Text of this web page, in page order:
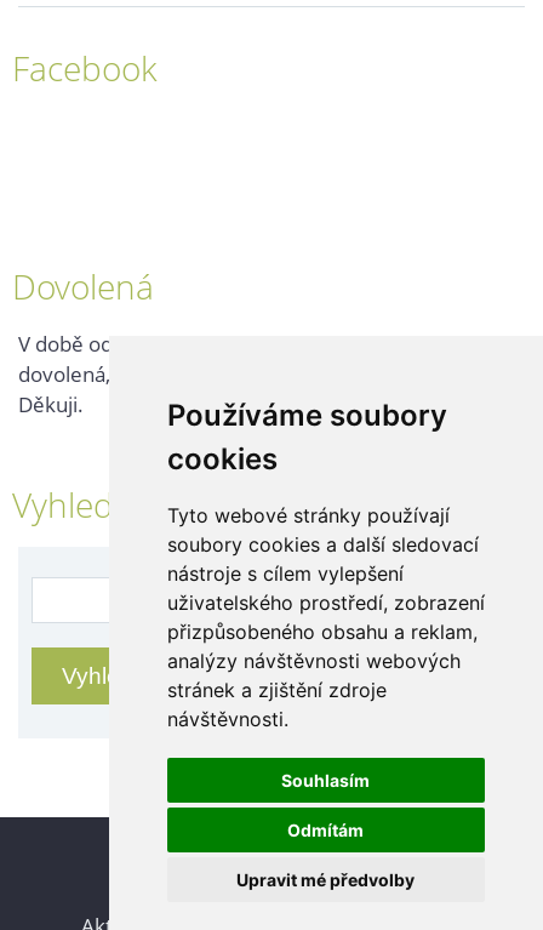
Používáme soubory
cookies
Tyto webové stránky používají
soubory cookies a další sledovací
nástroje s cílem vylepšení
uživatelského prostředí, zobrazení
přizpůsobeného obsahu a reklam,
analýzy návštěvnosti webových
stránek a zjištění zdroje
návštěvnosti.
Souhlasím
Odmítám
Upravit mé předvolby
Facebook
Dovolená
V době od 25. 7. - 2. 8. 2026 probíhá v naší firmě
dovolená, kontaktujte nás až po jejím ukončení.
Děkuji.
Vyhledávání
Update cookies preferences
© 2026 eStránky.cz
|